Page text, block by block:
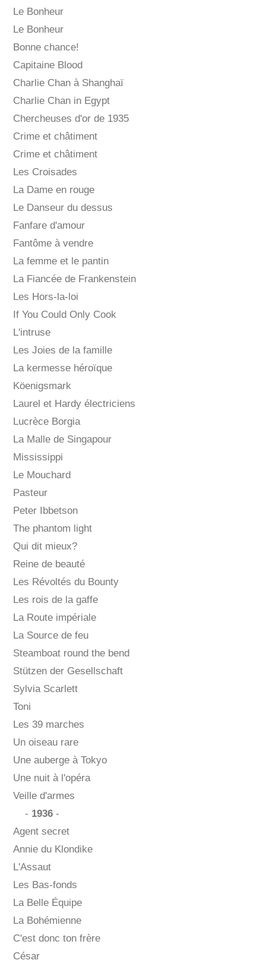
Le Bonheur
Le Bonheur
Bonne chance!
Capitaine Blood
Charlie Chan à Shanghaï
Charlie Chan in Egypt
Chercheuses d'or de 1935
Crime et châtiment
Crime et châtiment
Les Croisades
La Dame en rouge
Le Danseur du dessus
Fanfare d'amour
Fantôme à vendre
La femme et le pantin
La Fiancée de Frankenstein
Les Hors-la-loi
If You Could Only Cook
L'intruse
Les Joies de la famille
La kermesse héroïque
Köenigsmark
Laurel et Hardy électriciens
Lucrèce Borgia
La Malle de Singapour
Mississippi
Le Mouchard
Pasteur
Peter Ibbetson
The phantom light
Qui dit mieux?
Reine de beauté
Les Révoltés du Bounty
Les rois de la gaffe
La Route impériale
La Source de feu
Steamboat round the bend
Stützen der Gesellschaft
Sylvia Scarlett
Toni
Les 39 marches
Un oiseau rare
Une auberge à Tokyo
Une nuit à l'opéra
Veille d'armes
- 1936-
Agent secret
Annie du Klondike
L'Assaut
Les Bas-fonds
La Belle Équipe
La Bohémienne
C'est donc ton frère
César